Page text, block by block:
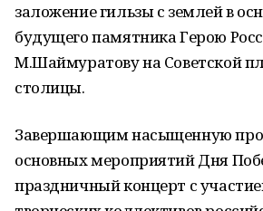
заложение гильзы с землей в
будущего памятника Герою
М.Шаймуратову на Советской
столицы.
Завершающим насыщенную
основных мероприятий Дня
праздничный концерт с